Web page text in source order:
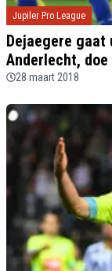
Jupiler Pro League
Dejaegere gaat
Anderlecht,
28 maart 2018